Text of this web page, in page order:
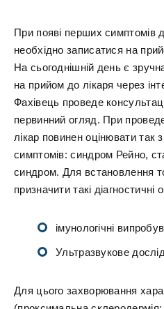
При появі перших симптомів
необхідно записатися на
На сьогоднішній день є
на прийом до лікаря через
Фахівець проведе
первинний огляд. При
лікар повинен оцінювати так
симптомів: синдром Рейно,
синдром. Для встановлення
призначити такі діагностичні
імунологічні
Ультразвукове
Для цього захворювання